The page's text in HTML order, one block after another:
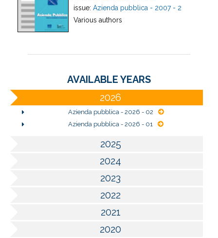
issue: Azienda pubblica - 2007 - 2
Various authors
AVAILABLE YEARS
2026
Azienda pubblica - 2026 - 02
Azienda pubblica - 2026 - 01
2025
2024
2023
2022
2021
2020